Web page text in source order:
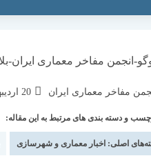
مفاخر معماری ایران
نوشته
شده
است:
20 اردیبهشت 1401
و دسته بندی های مرتبط به این مقاله:
اصلی: اخبار معماری و شهرسازی